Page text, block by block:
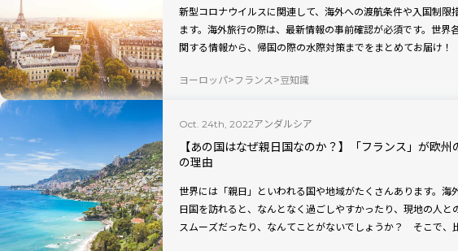
新型コロナウイルスに関連して、海外への渡航条件や入国制限
ます。海外旅行の際は、最新情報の事前確認が必須です。世界
関する情報から、帰国の際の水際対策までをまとめてお届け
ヨーロッパ フランス 豆知識
Oct. 24th, 2022アンダルシア
【あの国はなぜ親日国なのか？】「フランス」が欧
の理由
世界には「親日」といわれる国や地域がたくさんあります。海
日国を訪れると、なんとなく過ごしやすかったり、現地の人と
スムーズだったり、なんてことがないでしょうか？ そこで、